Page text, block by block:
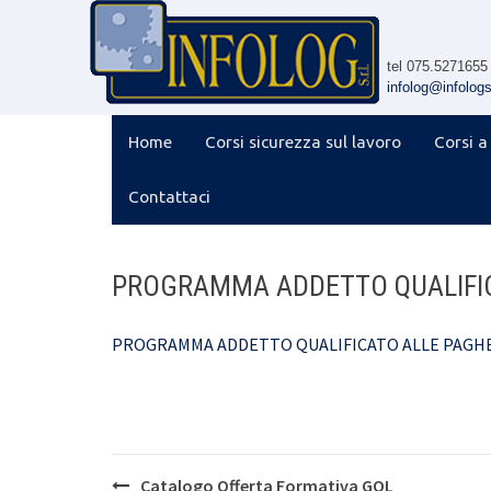
tel 075.5271655
Home Corsi sicurezza sul lavoro Corsi
Contattaci
PROGRAMMA ADDETTO
PROGRAMMA ADDETTO QUALIFICATO ALLE
Catalogo Offerta Formativa GOL